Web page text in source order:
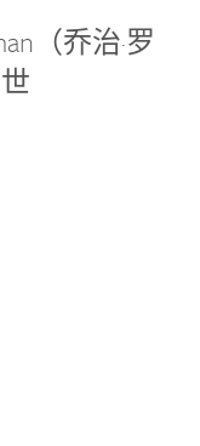
（乔治·罗